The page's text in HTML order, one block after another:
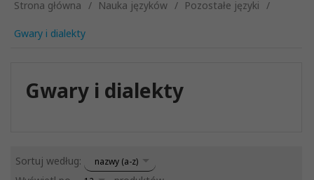
Strona główna Nauka języków Pozostałe języki
Gwary i dialekty
Gwary i dialekty
Sortuj według: sortnazwy (a-z)
pop